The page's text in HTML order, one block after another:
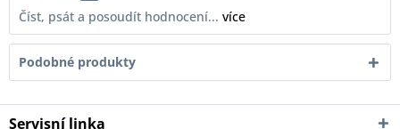
Číst, psát a posoudít hodnocení... více
Podobné produkty
Servisní linka